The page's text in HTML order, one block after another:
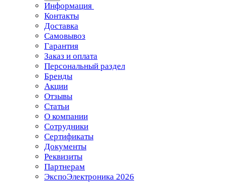
Информация
Контакты
Доставка
Самовывоз
Гарантия
Заказ и оплата
Персональный раздел
Бренды
Акции
Отзывы
Статьи
О компании
Сотрудники
Сертификаты
Документы
Реквизиты
Партнерам
ЭкспоЭлектроника 2026